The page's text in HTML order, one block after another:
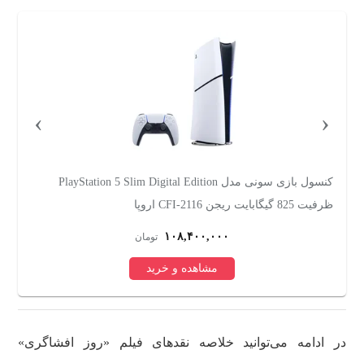
کنسول بازی مایکروسافت مدل Xbox Series S ظرفیت 512
گیگابایت
۸۳,۱۴۳,۱۰۰ تومان
مشاهده و خرید
‹
›
در ادامه می‌توانید خلاصه نقدهای فیلم «روز افشاگری»